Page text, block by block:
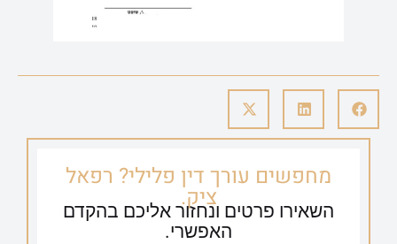
מחפשים עורך דין פלילי? רפאל
ציק.
השאירו פרטים ונחזור אליכם בהקדם
האפשרי.